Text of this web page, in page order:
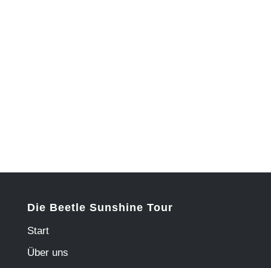
Die Beetle Sunshine Tour
Start
Über uns